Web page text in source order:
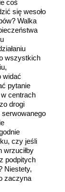
coś
się wesoło
Walka
wszystkich
widać
pytanie
centrach
drogi
czy jeśli
wrzuciłby
podpitych
Niestety,
zaczyna